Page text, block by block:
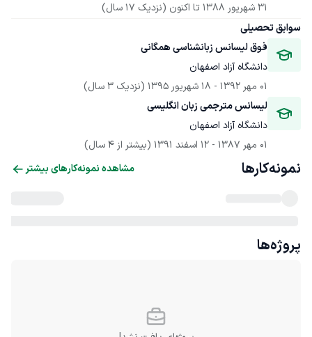
31 شهریور 1388
تا اکنون (نزدیک 17 سال)
سوابق تحصیلی
فوق لیسانس زبانشناسی همگانی
دانشگاه آزاد اصفهان
01 مهر 1392
- 18 شهریور 1395
(نزدیک 3 سال)
لیسانس مترجمی زبان انگلیسی
دانشگاه آزاد اصفهان
01 مهر 1387
- 12 اسفند 1391 (بیشتر از 4 سال)
نمونه‌کارها مشاهده نمونه‌کارهای بیشتر
پروژه‌ها